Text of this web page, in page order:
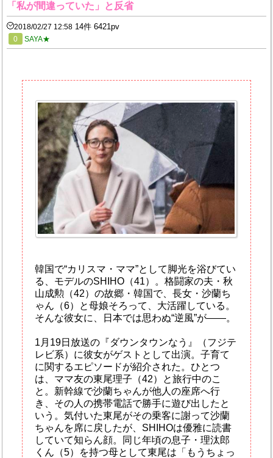
「私が間違っていた」と反省
2018/02/27 12:58 14件 6421pv
0 SAYA★
韓国で“カリスマ・ママ”として脚光を浴びてい
る、モデルのSHIHO（41）。格闘家の夫・秋
山成勲（42）の故郷・韓国で、長女・沙蘭ち
ゃん（6）と母娘そろって、大活躍している。
そんな彼女に、日本では思わぬ“逆風”が――。
1月19日放送の『ダウンタウンなう』（フジテ
レビ系）に彼女がゲストとして出演。子育て
に関するエピソードが紹介された。ひとつ
は、ママ友の東尾理子（42）と旅行中のこ
と。新幹線で沙蘭ちゃんが他人の座席へ行
き、その人の携帯電話で勝手に遊び出したと
いう。気付いた東尾がその乗客に謝って沙蘭
ちゃんを席に戻したが、SHIHOは優雅に読書
していて知らん顔。同じ年頃の息子・理汰郎
くん（5）を持つ母として東尾は「もうちょっ